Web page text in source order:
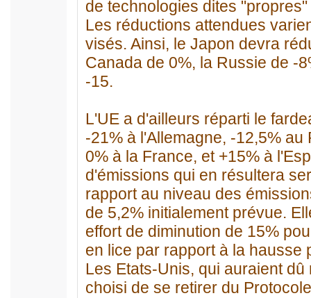
de technologies dites
Les réductions attendues
visés. Ainsi, le Japon devra
Canada de 0%, la Russie de -
-15.
L'UE a d'ailleurs réparti le
-21% à l'Allemagne, -12,5%
0% à la France, et +15% à
d'émissions qui en résultera
rapport au niveau des
de 5,2% initialement prévue.
effort de diminution de 15%
en lice par rapport à la hausse
Les Etats-Unis, qui auraient
choisi de se retirer du